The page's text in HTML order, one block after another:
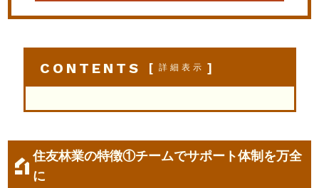
CONTENTS [ 詳細表示 ]
住友林業の特徴①チームでサポート体制を万全
に